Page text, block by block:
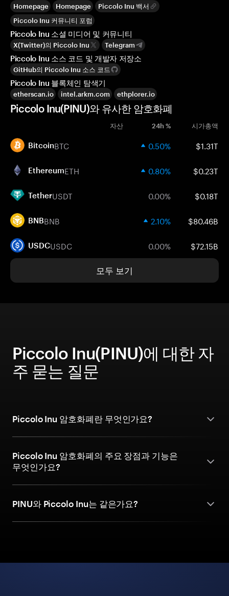
Homepage Homepage
Piccolo Inu 백서
Piccolo Inu 커뮤니티 포럼
Piccolo Inu 소셜 미디어 및 커뮤니티
X(Twitter)의 Piccolo Inu Telegram
Piccolo Inu 소스 코드 및 개발자 저장소
GitHub의 Piccolo Inu 소스 코드
Piccolo Inu 블록체인 탐색기
etherscan.io intel.arkm.com ethplorer.io
Piccolo Inu(PINU)와 유사한 암호화폐
자산 24h % 시가총액
BitcoinBTC 0.50% $1.31T
EthereumETH 0.80% $0.23T
TetherUSDT 0.00% $0.18T
BNBBNB 2.10% $80.46B
USDCUSDC 0.00% $72.15B
모두 보기
Piccolo Inu(PINU)에 대한 자
주 묻는 질문
Piccolo Inu 암호화폐란 무엇인가요?
Piccolo Inu 암호화폐의 주요 장점과 기능은
무엇인가요?
PINU와 Piccolo Inu는 같은가요?